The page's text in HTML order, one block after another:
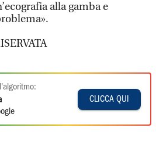
alla gamba e
CLICCA QUI